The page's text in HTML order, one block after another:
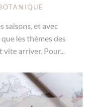
saisons, et avec
les thèmes des
vite arriver. Pour...